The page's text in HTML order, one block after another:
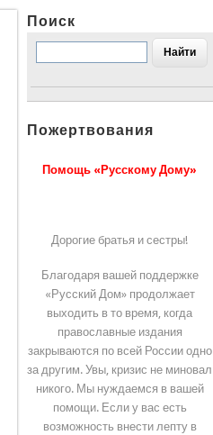
Поиск
Пожертвования
Помощь «Русскому Дому»
Дорогие братья и сестры!
Благодаря вашей поддержке
«Русский Дом» продолжает
выходить в то время, когда
православные издания
закрываются по всей России одно
за другим. Увы, кризис не миновал
никого. Мы нуждаемся в вашей
помощи. Если у вас есть
возможность внести лепту в